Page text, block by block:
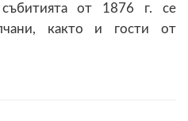
събитията от 1876 г. се
както и гости от